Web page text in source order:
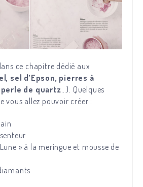
ce chapitre dédié aux
sel d’Epson, pierres à
de quartz …). Quelques
vous allez pouvoir créer :
» à la meringue et mousse de